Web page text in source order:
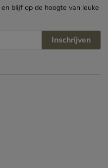
en blijf op de hoogte van leuke
Inschrijven